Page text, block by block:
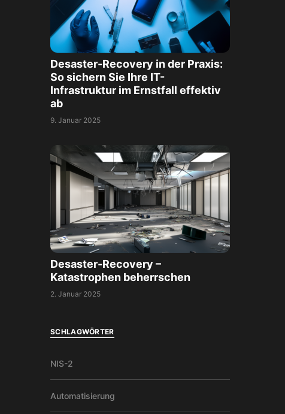
Desaster-Recovery in der Praxis:
So sichern Sie Ihre IT-
Infrastruktur im Ernstfall effektiv
ab
9. Januar 2025
Desaster-Recovery –
Katastrophen beherrschen
2. Januar 2025
SCHLAGWÖRTER
NIS-2
Automatisierung